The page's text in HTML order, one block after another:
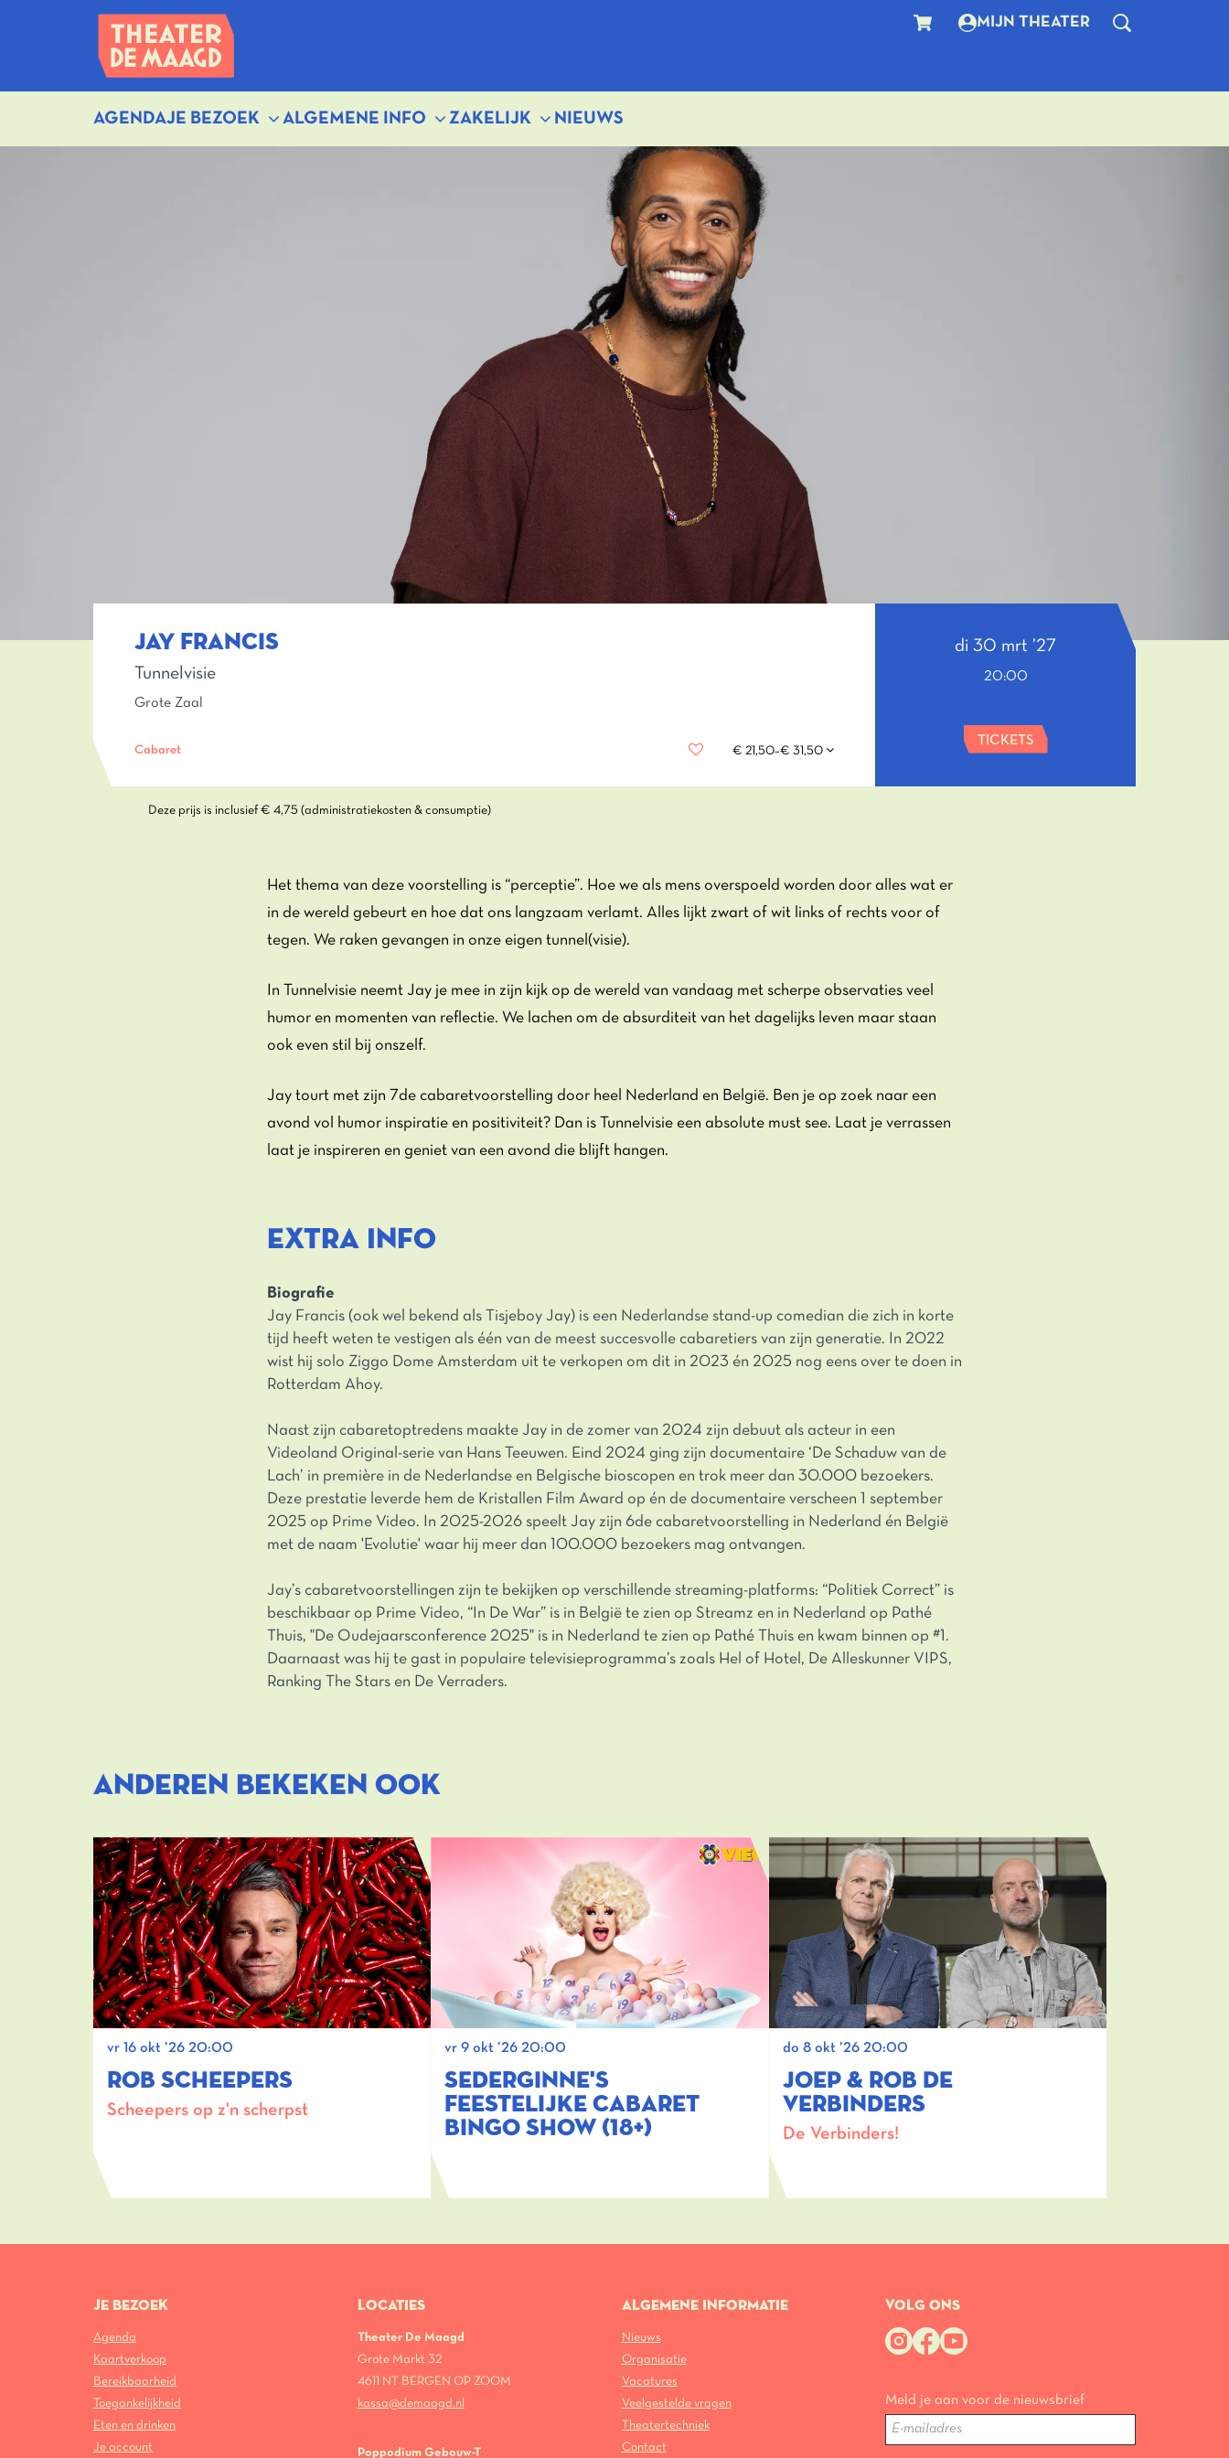
MIJN THEATER
AGENDAJE BEZOEK ALGEMENE INFO ZAKELIJK NIEUWS
JAY FRANCIS
Tunnelvisie
Grote Zaal
Cabaret € 21,50–€ 31,50
di 30 mrt ’27
20:00
TICKETS
Deze prijs is inclusief € 4,75 (administratiekosten & consumptie)
Het thema van deze voorstelling is “perceptie”. Hoe we als mens overspoeld worden door alles wat er
in de wereld gebeurt en hoe dat ons langzaam verlamt. Alles lijkt zwart of wit links of rechts voor of
tegen. We raken gevangen in onze eigen tunnel(visie).
In Tunnelvisie neemt Jay je mee in zijn kijk op de wereld van vandaag met scherpe observaties veel
humor en momenten van reflectie. We lachen om de absurditeit van het dagelijks leven maar staan
ook even stil bij onszelf.
Jay tourt met zijn 7de cabaretvoorstelling door heel Nederland en België. Ben je op zoek naar een
avond vol humor inspiratie en positiviteit? Dan is Tunnelvisie een absolute must see. Laat je verrassen
laat je inspireren en geniet van een avond die blijft hangen.
EXTRA INFO
Biografie
Jay Francis (ook wel bekend als Tisjeboy Jay) is een Nederlandse stand-up comedian die zich in korte
tijd heeft weten te vestigen als één van de meest succesvolle cabaretiers van zijn generatie. In 2022
wist hij solo Ziggo Dome Amsterdam uit te verkopen om dit in 2023 én 2025 nog eens over te doen in
Rotterdam Ahoy.
Naast zijn cabaretoptredens maakte Jay in de zomer van 2024 zijn debuut als acteur in een
Videoland Original-serie van Hans Teeuwen. Eind 2024 ging zijn documentaire ‘De Schaduw van de
Lach’ in première in de Nederlandse en Belgische bioscopen en trok meer dan 30.000 bezoekers.
Deze prestatie leverde hem de Kristallen Film Award op én de documentaire verscheen 1 september
2025 op Prime Video. In 2025-2026 speelt Jay zijn 6de cabaretvoorstelling in Nederland én België
met de naam 'Evolutie' waar hij meer dan 100.000 bezoekers mag ontvangen.
Jay’s cabaretvoorstellingen zijn te bekijken op verschillende streaming-platforms: “Politiek Correct” is
beschikbaar op Prime Video, “In De War” is in België te zien op Streamz en in Nederland op Pathé
Thuis, "De Oudejaarsconference 2025" is in Nederland te zien op Pathé Thuis en kwam binnen op #1.
Daarnaast was hij te gast in populaire televisieprogramma’s zoals Hel of Hotel, De Alleskunner VIPS,
Ranking The Stars en De Verraders.
ANDEREN BEKEKEN OOK
ROB SCHEEPERS
Scheepers op z'n scherpst
vr 16 okt ’26 20:00
SEDERGINNE'S
FEESTELIJKE CABARET
BINGO SHOW (18+)
vr 9 okt ’2620:00
JOEP & ROB DE
VERBINDERS
De Verbinders!
do 8 okt ’26 20:00
JE BEZOEK
Agenda
Kaartverkoop
Bereikbaarheid
Toegankelijkheid
Eten en drinken
Je account
LOCATIES
Theater De Maagd
Grote Markt 32
4611 NT BERGEN OP ZOOM
kassa@demaagd.nl
Poppodium Gebouw-T
ALGEMENE INFORMATIE
Nieuws
Organisatie
Vacatures
Veelgestelde vragen
Theatertechniek
Contact
VOLG ONS
Meld je aan voor de nieuwsbrief